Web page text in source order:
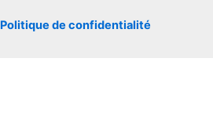
Politique de confidentialité